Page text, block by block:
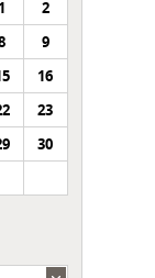
1
2
9
16
23
30